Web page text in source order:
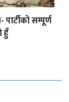
सम्पूर्ण
हुँ